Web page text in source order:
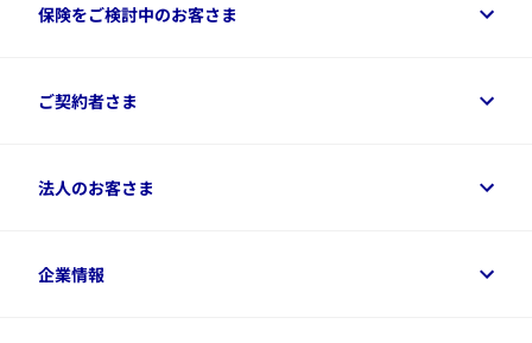
保険をご検討中のお客さま
保険をご検討中のお客さまトップ
資料請求
変額保険各種情報
ご契約者さま
ご契約者さまトップ
デジタル約款
法人のお客さま
法人のお客さまトップ
企業情報